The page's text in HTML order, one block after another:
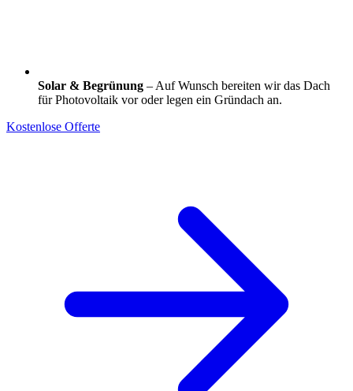
Solar & Begrünung – Auf Wunsch bereiten wir das Dach
für Photovoltaik vor oder legen ein Gründach an.
Kostenlose Offerte